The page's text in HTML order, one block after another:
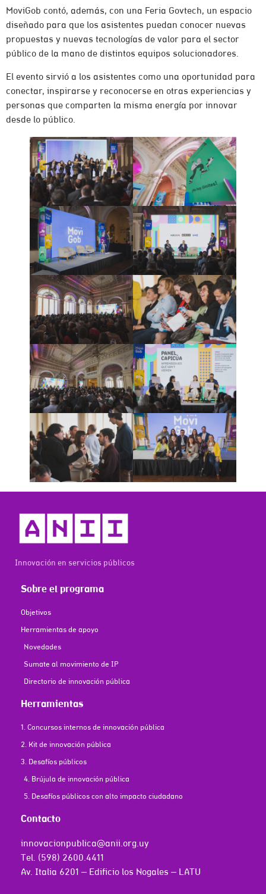
MoviGob contó, además, con una Feria Govtech, un espacio
diseñado para que los asistentes puedan conocer nuevas
propuestas y nuevas tecnologías de valor para el sector
público de la mano de distintos equipos solucionadores.
El evento sirvió a los asistentes como una oportunidad para
conectar, inspirarse y reconocerse en otras experiencias y
personas que comparten la misma energía por innovar
desde lo público.
Innovación en servicios públicos
Sobre el programa
Objetivos
Herramientas de apoyo
Novedades
Sumate al movimiento de IP
Directorio de innovación pública
Herramientas
1. Concursos internos de innovación pública
2. Kit de innovación pública
3. Desafíos públicos
4. Brújula de innovación pública
5. Desafíos públicos con alto impacto ciudadano
Contacto
innovacionpublica@anii.org.uy
Tel. (598) 2600.4411
Av. Italia 6201 – Edificio los Nogales – LATU